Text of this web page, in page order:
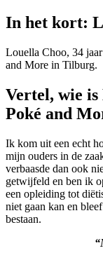
In het kort:
Louella Choo, 34
and More in Tilburg.
Vertel, wie
Poké and
Ik kom uit een echt
mijn ouders in de
verbaasde dan ook
getwijfeld en ben ik
een opleiding tot
niet gaan kan en
bestaan.